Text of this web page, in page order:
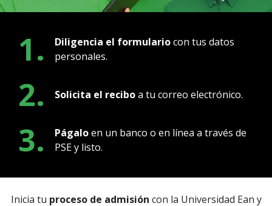
1. Diligencia el formulariocon tus datos
personales.
2. Solicita el reciboa tu correo electrónico.
3. Págaloen un banco o en línea a través de
PSE y listo.
Inicia tu proceso de admisión con la Universidad Ean y